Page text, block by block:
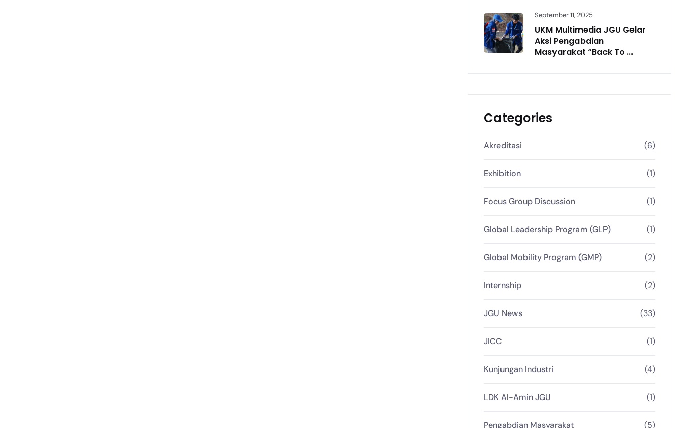
September 11, 2025
UKM Multimedia JGU Gelar
Aksi Pengabdian
Masyarakat “Back To ...
Categories
Akreditasi (6)
Exhibition (1)
Focus Group Discussion (1)
Global Leadership Program (GLP) (1)
Global Mobility Program (GMP) (2)
Internship (2)
JGU News (33)
JICC (1)
Kunjungan Industri (4)
LDK Al-Amin JGU (1)
Pengabdian Masyarakat (5)